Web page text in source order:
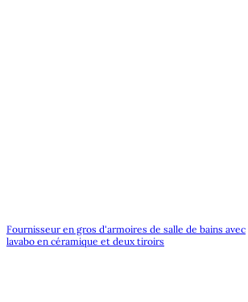
Fournisseur en gros d'armoires de salle de bains avec
lavabo en céramique et deux tiroirs